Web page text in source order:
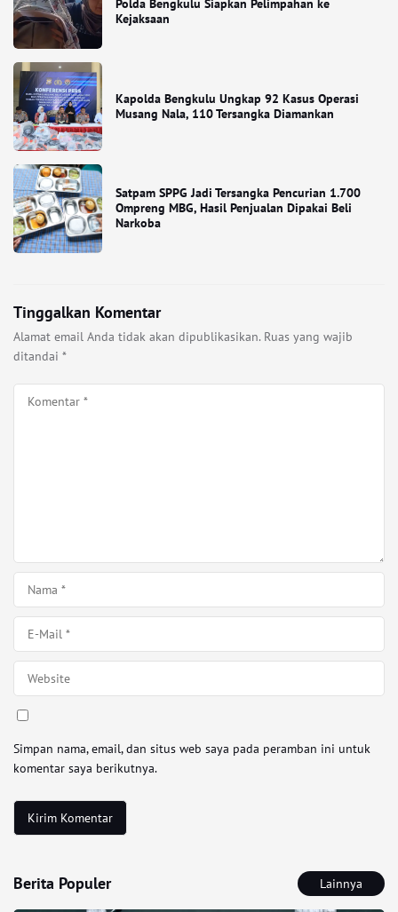
Polda Bengkulu Siapkan Pelimpahan ke
Kejaksaan
Kapolda Bengkulu Ungkap 92 Kasus Operasi
Musang Nala, 110 Tersangka Diamankan
Satpam SPPG Jadi Tersangka Pencurian 1.700
Ompreng MBG, Hasil Penjualan Dipakai Beli
Narkoba
Tinggalkan Komentar
Alamat email Anda tidak akan dipublikasikan. Ruas yang wajib
ditandai *
Simpan nama, email, dan situs web saya pada peramban ini untuk
komentar saya berikutnya.
Berita Populer Lainnya